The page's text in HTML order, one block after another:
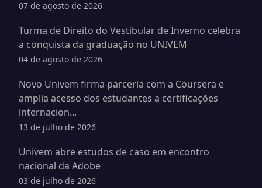
07 de agosto de 2026
Turma de Direito do Vestibular de Inverno celebra
a conquista da graduação no UNIVEM
04 de agosto de 2026
Novo Univem firma parceria com a Coursera e
amplia acesso dos estudantes a certificações
internacion...
13 de julho de 2026
Univem abre estudos de caso em encontro
nacional da Adobe
03 de julho de 2026